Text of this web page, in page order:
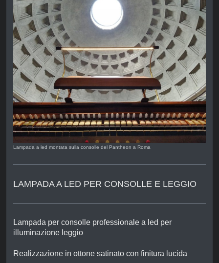
Lampada a led montata sulla consolle del Pantheon a Roma
LAMPADA A LED PER CONSOLLE E LEGGIO
Lampada per consolle professionale a led per
illuminazione leggio
Realizzazione in ottone satinato con finitura lucida